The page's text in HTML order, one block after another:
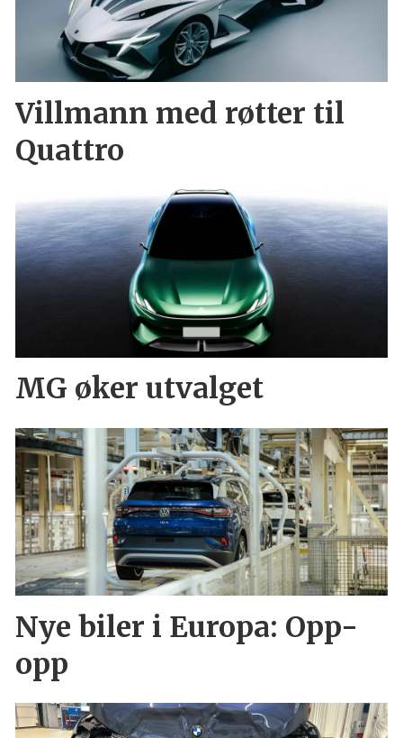
Villmann med røtter til
Quattro
MG øker utvalget
Nye biler i Europa: Opp-
opp